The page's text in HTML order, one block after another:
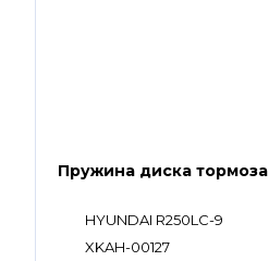
Пружина диска тормоза
HYUNDAI R250LC-9
XKAH-00127